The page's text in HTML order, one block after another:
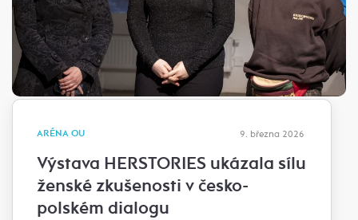
ARÉNA OU 9. března 2026
Výstava HERSTORIES ukázala sílu
ženské zkušenosti v česko-
polském dialogu